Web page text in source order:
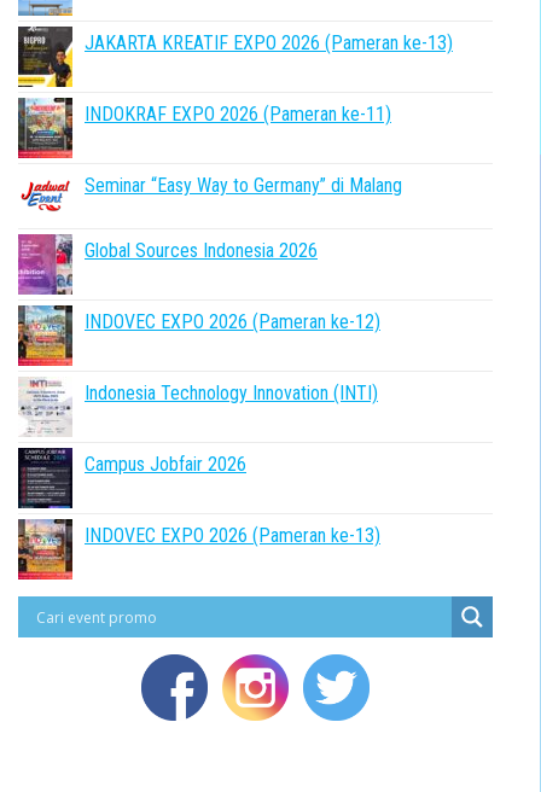
JAKARTA KREATIF EXPO 2026 (Pameran ke-13)
INDOKRAF EXPO 2026 (Pameran ke-11)
Seminar “Easy Way to Germany” di Malang
Global Sources Indonesia 2026
INDOVEC EXPO 2026 (Pameran ke-12)
Indonesia Technology Innovation (INTI)
Campus Jobfair 2026
INDOVEC EXPO 2026 (Pameran ke-13)